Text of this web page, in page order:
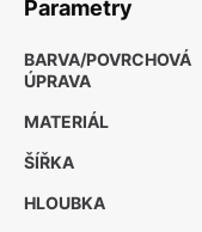
Parametry
BARVA/POVRCHOVÁ
ÚPRAVA
MATERIÁL
ŠÍŘKA
HLOUBKA